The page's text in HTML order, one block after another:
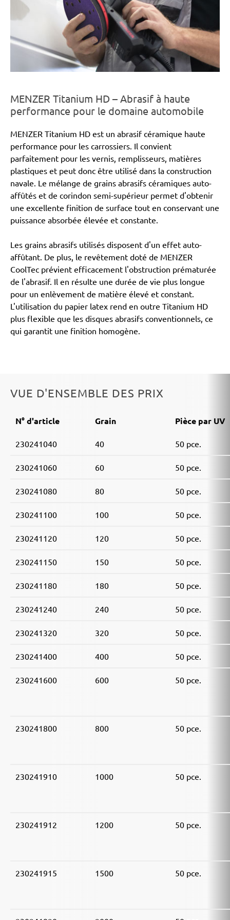
MENZER Titanium HD – Abrasif à haute
performance pour le domaine automobile
MENZER Titanium HD est un abrasif céramique haute
performance pour les carrossiers. Il convient
parfaitement pour les vernis, remplisseurs, matières
plastiques et peut donc être utilisé dans la construction
navale. Le mélange de grains abrasifs céramiques auto-
affûtés et de corindon semi-supérieur permet d'obtenir
une excellente finition de surface tout en conservant une
puissance absorbée élevée et constante.
Les grains abrasifs utilisés disposent d'un effet auto-
affûtant. De plus, le revêtement doté de MENZER
CoolTec prévient efficacement l'obstruction prématurée
de l'abrasif. Il en résulte une durée de vie plus longue
pour un enlèvement de matière élevé et constant.
L'utilisation du papier latex rend en outre Titanium HD
plus flexible que les disques abrasifs conventionnels, ce
qui garantit une finition homogène.
VUE D'ENSEMBLE DES PRIX
N° d'article Grain Pièce par UV
230241040 40 50 pce.
230241060 60 50 pce.
230241080 80 50 pce.
230241100 100 50 pce.
230241120 120 50 pce.
230241150 150 50 pce.
230241180 180 50 pce.
230241240 240 50 pce.
230241320 320 50 pce.
230241400 400 50 pce.
230241600 600 50 pce.
230241800 800 50 pce.
230241910 1000 50 pce.
230241912 1200 50 pce.
230241915 1500 50 pce.